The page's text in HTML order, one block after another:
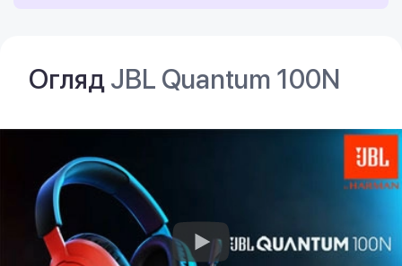
ОглядJBL Quantum 100N